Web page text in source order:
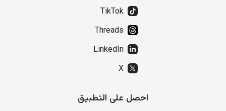
TikTok
Threads
LinkedIn
X
احصل على التطبيق